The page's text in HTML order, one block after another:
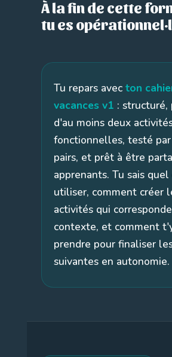
À la fin de cette
tu es
Tu repars avec ton
vacances v1 : structuré,
d'au moins deux
fonctionnelles, testé
pairs, et prêt à être
apprenants. Tu sais
utiliser, comment créer
activités qui
contexte, et comment
prendre pour finaliser
suivantes en autonomie.